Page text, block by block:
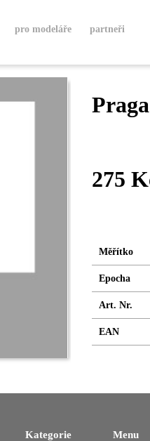
pro modeláře partneři
275
Měřítko
Epocha
Art. Nr.
EAN
Kategorie Menu